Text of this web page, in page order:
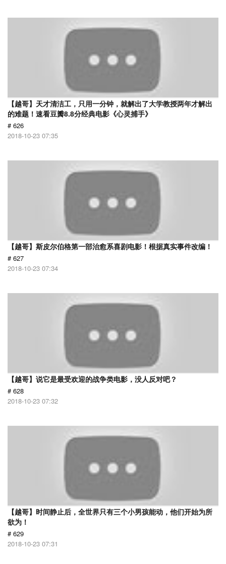
【越哥】天才清洁工，只用一分钟，就解出了大学教授两年才解出
的难题！速看豆瓣8.8分经典电影《心灵捕手》
# 626
2018-10-23 07:35
【越哥】斯皮尔伯格第一部治愈系喜剧电影！根据真实事件改编！
# 627
2018-10-23 07:34
【越哥】说它是最受欢迎的战争类电影，没人反对吧？
# 628
2018-10-23 07:32
【越哥】时间静止后，全世界只有三个小男孩能动，他们开始为所
欲为！
# 629
2018-10-23 07:31